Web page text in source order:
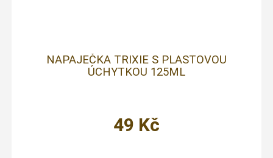
NAPAJEČKA TRIXIE S PLASTOVOU
ÚCHYTKOU 125ML
49 Kč